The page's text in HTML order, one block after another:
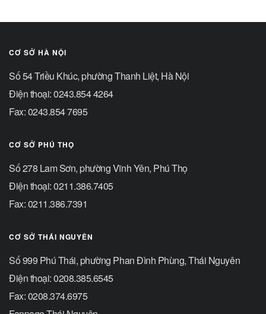
CƠ SỞ HÀ NỘI
Số 54 Triều Khúc, phường Thanh Liệt, Hà Nội
Điện thoại: 0243.854 4264
Fax: 0243.854 7695
CƠ SỞ PHÚ THỌ
Số 278 Lam Sơn, phường Vĩnh Yên, Phú Thọ
Điện thoại: 0211.386.7405
Fax: 0211.386.7391
CƠ SỞ THÁI NGUYÊN
Số 999 Phú Thái, phường Phan Đình Phùng, Thái Nguyên
Điện thoại: 0208.385.6545
Fax: 0208.374.6975